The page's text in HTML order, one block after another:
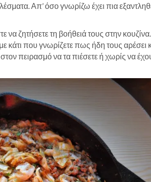
Απ’ όσο γνωρίζω έχει πια
ζητήσετε τη βοήθειά τους στην κουζίνα.
κάτι που γνωρίζετε πως ήδη τους αρέσει
πειρασμό να τα πιέσετε ή χωρίς να